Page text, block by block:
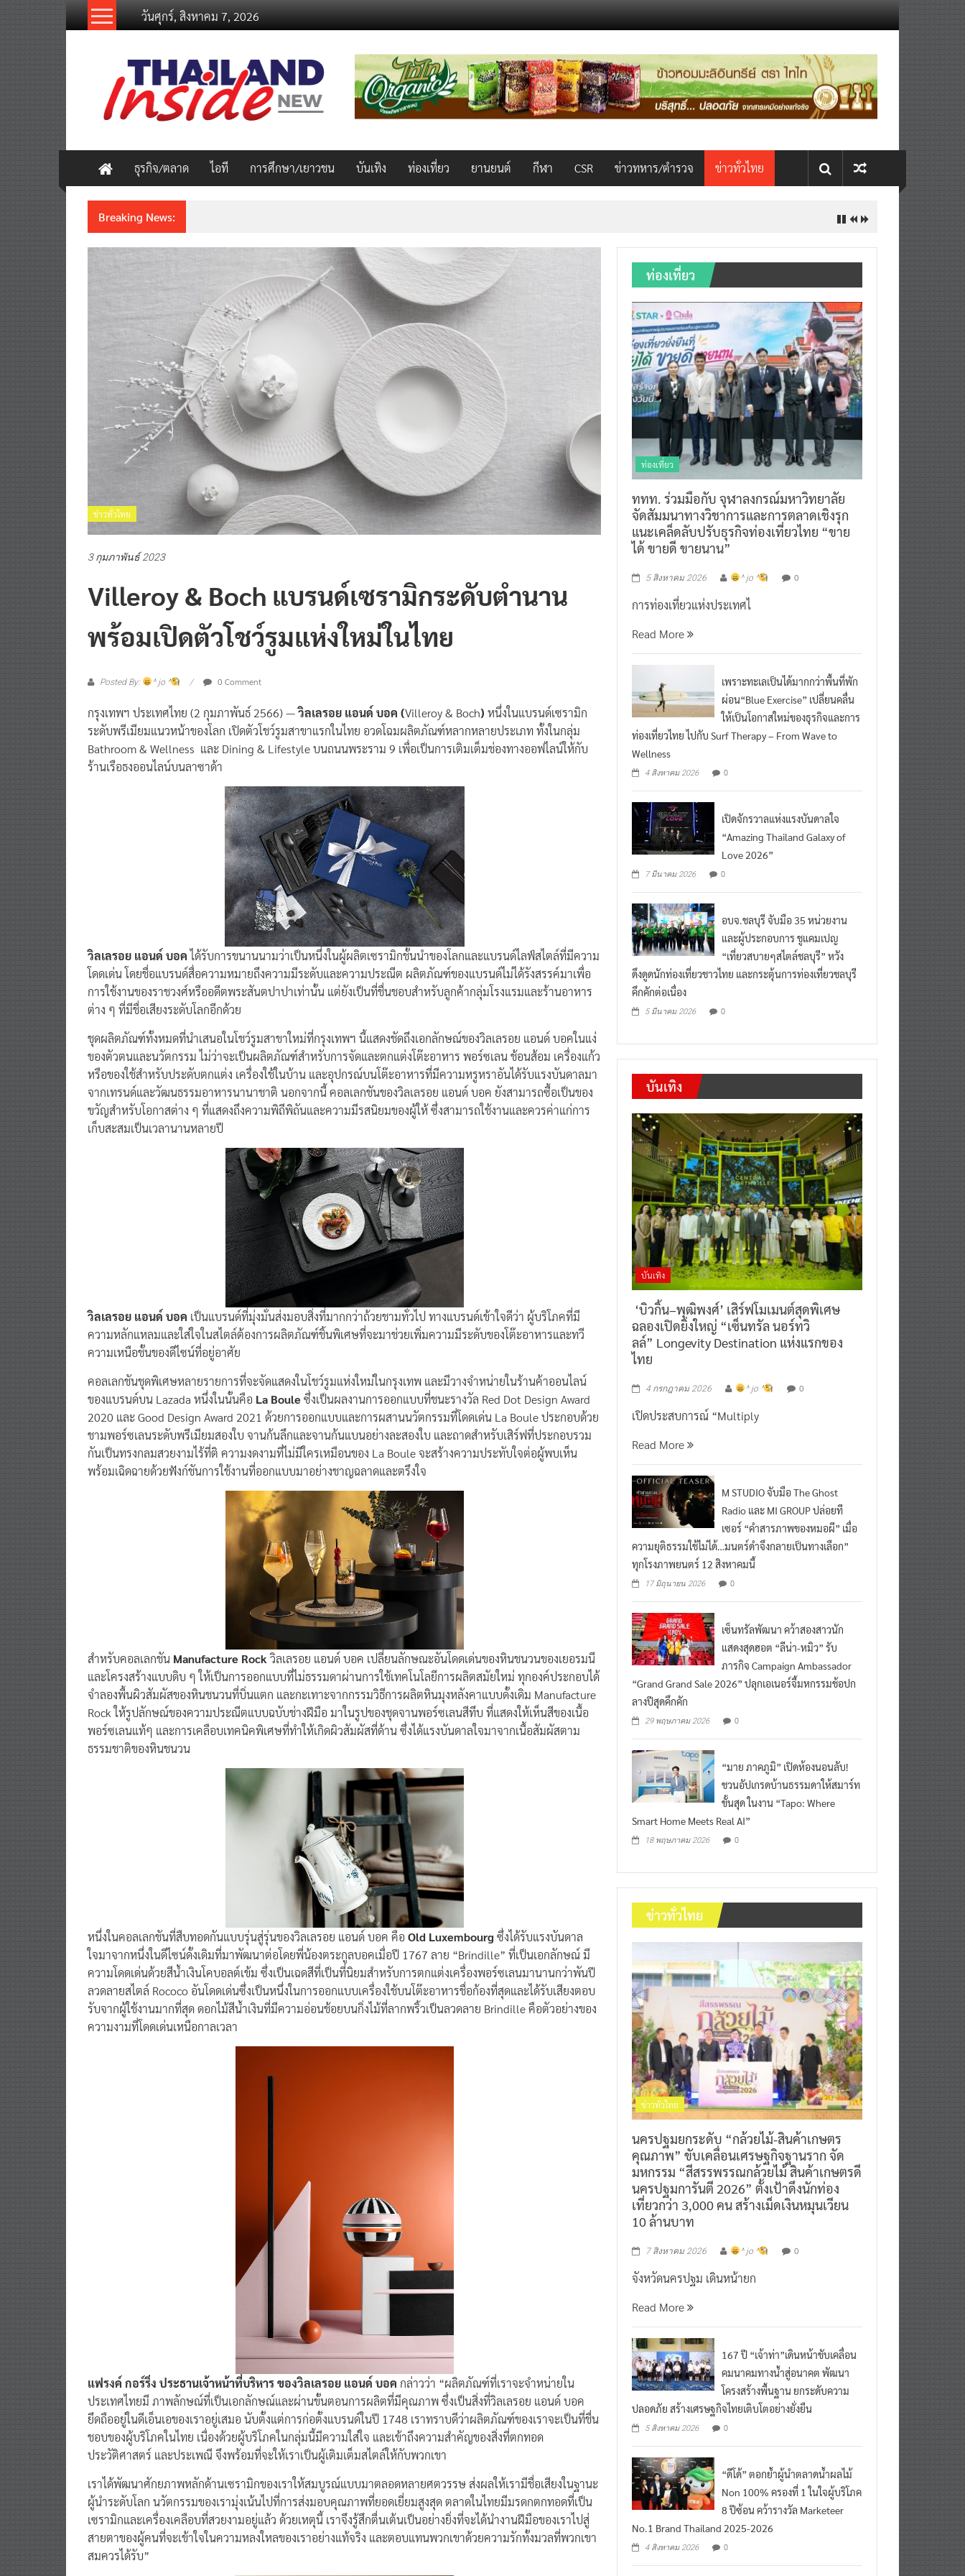
วันศุกร์, สิงหาคม 7, 2026
thailandinsidenew.com
Thailand
Inside
New
ธุรกิจ/ตลาด ไอที การศึกษา/เยาวชน บันเทิง ท่องเที่ยว ยานยนต์ กีฬา CSR ข่าวทหาร/ตำรวจ ข่าวทั่วไทย
Breaking News:
ข่าวทั่วไทย
3 กุมภาพันธ์ 2023
Villeroy & Boch แบรนด์เซรามิกระดับตำนาน
พร้อมเปิดตัวโชว์รูมแห่งใหม่ในไทย
Posted By: ^ jo ^ 0 Comment
กรุงเทพฯ ประเทศไทย (2 กุมภาพันธ์ 2566) —วิลเลรอย แอนด์ บอค (Villeroy & Boch) หนึ่งในแบรนด์เซรามิก
ระดับพรีเมียมแนวหน้าของโลก เปิดตัวโชว์รูมสาขาแรกในไทย อวดโฉมผลิตภัณฑ์หลากหลายประเภท ทั้งในกลุ่ม
Bathroom & Wellness และ Dining & Lifestyle บนถนนพระราม 9 เพื่อเป็นการเติมเต็มช่องทางออฟไลน์ให้กับ
ร้านเรือธงออนไลน์บนลาซาด้า
วิลเลรอย แอนด์ บอคได้รับการขนานนามว่าเป็นหนึ่งในผู้ผลิตเซรามิกชั้นนำของโลกและแบรนด์ไลฟ์สไตล์ที่มีความ
โดดเด่น โดยชื่อแบรนด์สื่อความหมายถึงความมีระดับและความประณีต ผลิตภัณฑ์ของแบรนด์ไม่ได้รังสรรค์มาเพื่อ
การใช้งานของราชวงศ์หรืออดีตพระสันตปาปาเท่านั้น แต่ยังเป็นที่ชื่นชอบสำหรับลูกค้ากลุ่มโรงแรมและร้านอาหาร
ต่าง ๆ ที่มีชื่อเสียงระดับโลกอีกด้วย
ชุดผลิตภัณฑ์ทั้งหมดที่นำเสนอในโชว์รูมสาขาใหม่ที่กรุงเทพฯ นี้แสดงชัดถึงเอกลักษณ์ของวิลเลรอย แอนด์ บอคในแง่
ของตัวตนและนวัตกรรม ไม่ว่าจะเป็นผลิตภัณฑ์สำหรับการจัดและตกแต่งโต๊ะอาหาร พอร์ซเลน ช้อนส้อม เครื่องแก้ว
หรือของใช้สำหรับประดับตกแต่ง เครื่องใช้ในบ้าน และอุปกรณ์บนโต๊ะอาหารที่มีความหรูหราอันได้รับแรงบันดาลมา
จากเทรนด์และวัฒนธรรมอาหารนานาชาติ นอกจากนี้ คอลเลกชันของวิลเลรอย แอนด์ บอค ยังสามารถซื้อเป็นของ
ขวัญสำหรับโอกาสต่าง ๆ ที่แสดงถึงความพิถีพิถันและความมีรสนิยมของผู้ให้ ซึ่งสามารถใช้งานและควรค่าแก่การ
เก็บสะสมเป็นเวลานานหลายปี
วิลเลรอย แอนด์ บอค เป็นแบรนด์ที่มุ่งมั่นส่งมอบสิ่งที่มากกว่าถ้วยชามทั่วไป ทางแบรนด์เข้าใจดีว่า ผู้บริโภคที่มี
ความหลักแหลมและใส่ใจในสไตล์ต้องการผลิตภัณฑ์ชิ้นพิเศษที่จะมาช่วยเพิ่มความมีระดับของโต๊ะอาหารและทวี
ความเหนือชั้นของดีไซน์ที่อยู่อาศัย
คอลเลกชันชุดพิเศษหลายรายการที่จะจัดแสดงในโชว์รูมแห่งใหม่ในกรุงเทพ และมีวางจำหน่ายในร้านค้าออนไลน์
ของแบรนด์บน Lazada หนึ่งในนั้นคือ La Bouleซึ่งเป็นผลงานการออกแบบที่ชนะรางวัล Red Dot Design Award
2020 และ Good Design Award 2021 ด้วยการออกแบบและการผสานนวัตกรรมที่โดดเด่น La Boule ประกอบด้วย
ชามพอร์ซเลนระดับพรีเมียมสองใบ จานก้นลึกและจานก้นแบนอย่างละสองใบ และถาดสำหรับเสิร์ฟที่ประกอบรวม
กันเป็นทรงกลมสวยงามไร้ที่ติ ความงดงามที่ไม่มีใครเหมือนของ La Boule จะสร้างความประทับใจต่อผู้พบเห็น
พร้อมเฉิดฉายด้วยฟังก์ชันการใช้งานที่ออกแบบมาอย่างชาญฉลาดและตรึงใจ
สำหรับคอลเลกชัน Manufacture Rock วิลเลรอย แอนด์ บอค เปลี่ยนลักษณะอันโดดเด่นของหินชนวนของเยอรมนี
และโครงสร้างแบบดิบ ๆ ให้เป็นการออกแบบที่ไม่ธรรมดาผ่านการใช้เทคโนโลยีการผลิตสมัยใหม่ ทุกองค์ประกอบได้
จำลองพื้นผิวสัมผัสของหินชนวนที่บิ่นแตก และกะเทาะจากกรรมวิธีการผลิตหินมุงหลังคาแบบดั้งเดิม Manufacture
Rock ให้รูปลักษณ์ของความประณีตแบบฉบับช่างฝีมือ มาในรูปของชุดจานพอร์ซเลนสีทึบ ที่แสดงให้เห็นสีของเนื้อ
พอร์ซเลนแท้ๆ และการเคลือบเทคนิคพิเศษที่ทำให้เกิดผิวสัมผัสที่ด้าน ซึ่งได้แรงบันดาลใจมาจากเนื้อสัมผัสตาม
ธรรมชาติของหินชนวน
หนึ่งในคอลเลกชันที่สืบทอดกันแบบรุ่นสู่รุ่นของวิลเลรอย แอนด์ บอค คือ Old Luxembourg ซึ่งได้รับแรงบันดาล
ใจมาจากหนึ่งในดีไซน์ดั้งเดิมที่มาพัฒนาต่อโดยพี่น้องตระกูลบอคเมื่อปี 1767 ลาย “Brindille” ที่เป็นเอกลักษณ์ มี
ความโดดเด่นด้วยสีน้ำเงินโคบอลต์เข้ม ซึ่งเป็นเฉดสีที่เป็นที่นิยมสำหรับการตกแต่งเครื่องพอร์ซเลนมานานกว่าพันปี
ลวดลายสไตล์ Rococo อันโดดเด่นซึ่งเป็นหนึ่งในการออกแบบเครื่องใช้บนโต๊ะอาหารชื่อก้องที่สุดและได้รับเสียงตอบ
รับจากผู้ใช้งานมากที่สุด ดอกไม้สีน้ำเงินที่มีความอ่อนช้อยบนกิ่งไม้ที่ลากพริ้วเป็นลวดลาย Brindille คือตัวอย่างของ
ความงามที่โดดเด่นเหนือกาลเวลา
แฟรงค์ กอร์ริ่ง ประธานเจ้าหน้าที่บริหาร ของวิลเลรอย แอนด์ บอค กล่าวว่า “ผลิตภัณฑ์ที่เราจะจำหน่ายใน
ประเทศไทยมี ภาพลักษณ์ที่เป็นเอกลักษณ์และผ่านขั้นตอนการผลิตที่มีคุณภาพ ซึ่งเป็นสิ่งที่วิลเลรอย แอนด์ บอค
ยึดถืออยู่ในดีเอ็นเอของเราอยู่เสมอ นับตั้งแต่การก่อตั้งแบรนด์ในปี 1748 เราทราบดีว่าผลิตภัณฑ์ของเราจะเป็นที่ชื่น
ชอบของผู้บริโภคในไทย เนื่องด้วยผู้บริโภคในกลุ่มนี้มีความใส่ใจ และเข้าถึงความสำคัญของสิ่งที่ตกทอด
ประวัติศาสตร์ และประเพณี จึงพร้อมที่จะให้เราเป็นผู้เติมเต็มสไตล์ให้กับพวกเขา
เราได้พัฒนาศักยภาพหลักด้านเซรามิกของเราให้สมบูรณ์แบบมาตลอดหลายศตวรรษ ส่งผลให้เรามีชื่อเสียงในฐานะ
ผู้นำระดับโลก นวัตกรรมของเรามุ่งเน้นไปที่การส่งมอบคุณภาพที่ยอดเยี่ยมสูงสุด ตลาดในไทยมีมรดกตกทอดที่เป็น
เซรามิกและเครื่องเคลือบที่สวยงามอยู่แล้ว ด้วยเหตุนี้ เราจึงรู้สึกตื่นเต้นเป็นอย่างยิ่งที่จะได้นำงานฝีมือของเราไปสู่
สายตาของผู้คนที่จะเข้าใจในความหลงใหลของเราอย่างแท้จริง และตอบแทนพวกเขาด้วยความรักทั้งมวลที่พวกเขา
สมควรได้รับ”
ท่องเที่ยว
ท่องเที่ยว
ททท. ร่วมมือกับ จุฬาลงกรณ์มหาวิทยาลัย
จัดสัมมนาทางวิชาการและการตลาดเชิงรุก
แนะเคล็ดลับปรับธุรกิจท่องเที่ยวไทย “ขาย
ได้ ขายดี ขายนาน”
5 สิงหาคม 2026 ^ jo ^ 0
การท่องเที่ยวแห่งประเทศไ
Read More
เพราะทะเลเป็นได้มากกว่าพื้นที่พัก
ผ่อน“Blue Exercise” เปลี่ยนคลื่น
ให้เป็นโอกาสใหม่ของธุรกิจและการ
ท่องเที่ยวไทย ไปกับ Surf Therapy – From Wave to
Wellness
4 สิงหาคม 2026 0
เปิดจักรวาลแห่งแรงบันดาลใจ
“Amazing Thailand Galaxy of
Love 2026”
7 มีนาคม 2026 0
อบจ.ชลบุรี จับมือ 35 หน่วยงาน
และผู้ประกอบการ ชูแคมเปญ
“เที่ยวสบายๆสไตล์ชลบุรี” หวัง
ดึงดูดนักท่องเที่ยวชาวไทย และกระตุ้นการท่องเที่ยวชลบุรี
คึกคักต่อเนื่อง
5 มีนาคม 2026 0
บันเทิง
บันเทิง
‘บิวกิ้น–พุฒิพงศ์’ เสิร์ฟโมเมนต์สุดพิเศษ
ฉลองเปิดยิ่งใหญ่ “เซ็นทรัล นอร์ทวิ
ลล์” Longevity Destination แห่งแรกของ
ไทย
4 กรกฎาคม 2026 ^ jo ^ 0
เปิดประสบการณ์ “Multiply
Read More
M STUDIO จับมือ The Ghost
Radio และ MI GROUP ปล่อยที
เซอร์ “คำสารภาพของหมอผี” เมื่อ
ความยุติธรรมใช้ไม่ได้…มนตร์ดำจึงกลายเป็นทางเลือก”
ทุกโรงภาพยนตร์ 12 สิงหาคมนี้
17 มิถุนายน 2026 0
เซ็นทรัลพัฒนา คว้าสองสาวนัก
แสดงสุดฮอต “ลีน่า-หมิว” รับ
ภารกิจ Campaign Ambassador
“Grand Grand Sale 2026” ปลุกเอเนอร์จี้มหกรรมช้อปก
ลางปีสุดคึกคัก
29 พฤษภาคม 2026 0
“มาย ภาคภูมิ” เปิดห้องนอนลับ!
ชวนอัปเกรดบ้านธรรมดาให้สมาร์ท
ขั้นสุด ในงาน “Tapo: Where
Smart Home Meets Real AI”
18 พฤษภาคม 2026 0
ข่าวทั่วไทย
ข่าวทั่วไทย
นครปฐมยกระดับ “กล้วยไม้-สินค้าเกษตร
คุณภาพ” ขับเคลื่อนเศรษฐกิจฐานราก จัด
มหกรรม “สีสรรพรรณกล้วยไม้ สินค้าเกษตรดี
นครปฐมการันตี 2026” ตั้งเป้าดึงนักท่อง
เที่ยวกว่า 3,000 คน สร้างเม็ดเงินหมุนเวียน
10 ล้านบาท
7 สิงหาคม 2026 ^ jo ^ 0
จังหวัดนครปฐม เดินหน้ายก
Read More
167 ปี “เจ้าท่า”เดินหน้าขับเคลื่อน
คมนาคมทางน้ำสู่อนาคต พัฒนา
โครงสร้างพื้นฐาน ยกระดับความ
ปลอดภัย สร้างเศรษฐกิจไทยเติบโตอย่างยั่งยืน
5 สิงหาคม 2026 0
“ดีโด้” ตอกย้ำผู้นำตลาดน้ำผลไม้
Non 100% ครองที่ 1 ในใจผู้บริโภค
8 ปีซ้อน คว้ารางวัล Marketeer
No.1 Brand Thailand 2025-2026
4 สิงหาคม 2026 0